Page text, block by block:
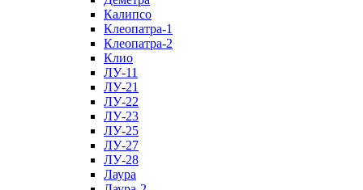
Калипсо
Клеопатра-1
Клеопатра-2
Клио
ЛУ-11
ЛУ-21
ЛУ-22
ЛУ-23
ЛУ-25
ЛУ-27
ЛУ-28
Лаура